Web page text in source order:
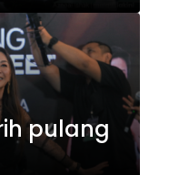
pulang